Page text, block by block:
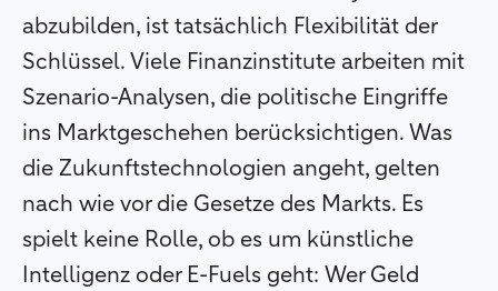
abzubilden, ist tatsächlich Flexibilität der
Schlüssel. Viele Finanzinstitute arbeiten mit
Szenario-Analysen, die politische Eingriffe
ins Marktgeschehen berücksichtigen. Was
die Zukunftstechnologien angeht, gelten
nach wie vor die Gesetze des Markts. Es
spielt keine Rolle, ob es um künstliche
Intelligenz oder E-Fuels geht: Wer Geld